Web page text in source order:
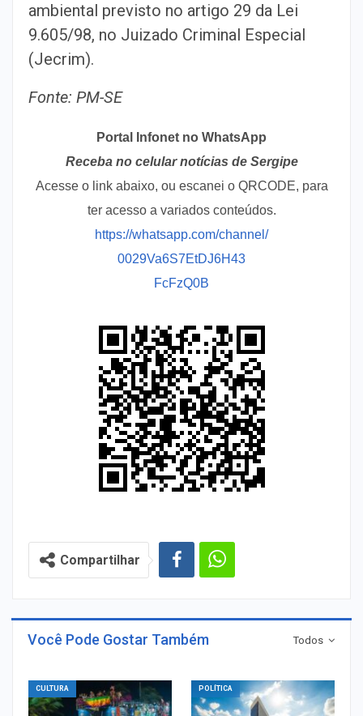
ambiental previsto no artigo 29 da Lei
9.605/98, no Juizado Criminal Especial
(Jecrim).
Fonte: PM-SE
Portal Infonet no WhatsApp
Receba no celular notícias de Sergipe
Acesse o link abaixo, ou escanei o QRCODE, para
ter acesso a variados conteúdos.
https://whatsapp.com/channel/
0029Va6S7EtDJ6H43
FcFzQ0B
Compartilhar
Todos
Você Pode Gostar Também
CULTURA POLÍTICA